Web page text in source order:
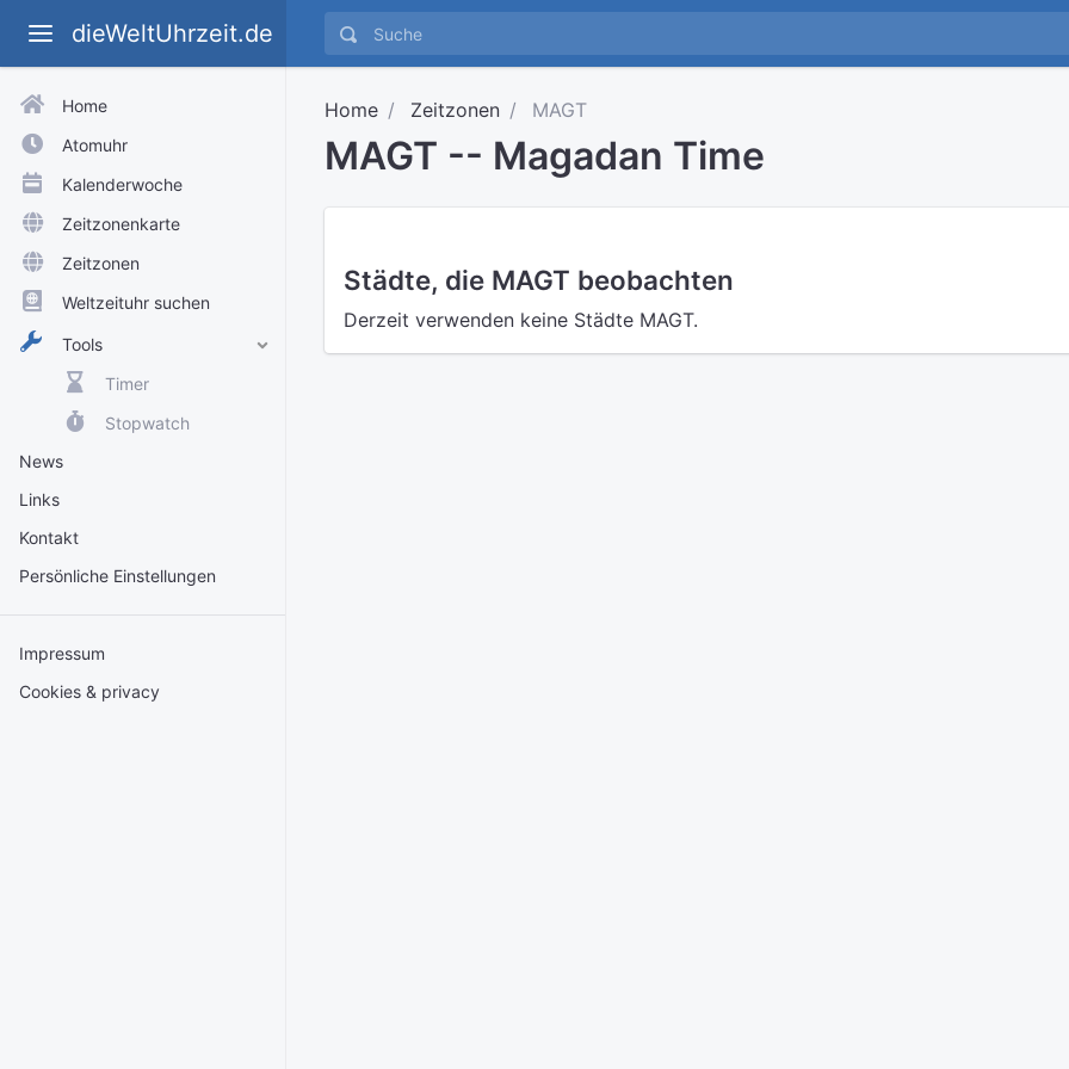
dieWeltUhrzeit.de
Home
Atomuhr
Kalenderwoche
Zeitzonenkarte
Zeitzonen
Weltzeituhr suchen
Tools
Timer
Stopwatch
News
Links
Kontakt
Persönliche Einstellungen
Impressum
Cookies & privacy
Home Zeitzonen MAGT
MAGT -- Magadan Time
Städte, die MAGT beobachten
Derzeit verwenden keine Städte MAGT.